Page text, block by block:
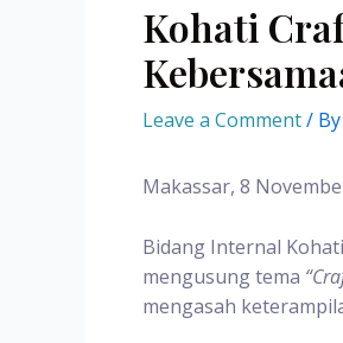
Kohati
Leave a Comment/ By
Makassar, 8
Bidang Internal
mengusung tema
mengasah